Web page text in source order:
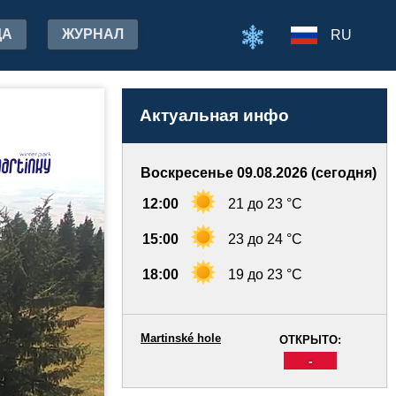
ЖУРНАЛ RU
Актуальная инфо
Воскресенье 09.08.2026 (сегодня)
12:00 21 до 23 °C
15:00 23 до 24 °C
18:00 19 до 23 °C
ОТКРЫТО:
-
Martinské hole